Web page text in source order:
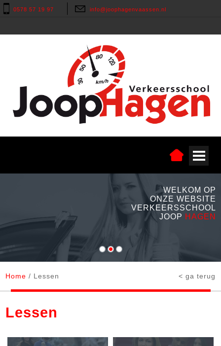
0578 57 19 97 info@joophagenvaassen.nl
WELKOM OP
ONZE WEBSITE
VERKEERSSCHOOL
JOOP HAGEN
Home / Lessen < ga terug
Lessen